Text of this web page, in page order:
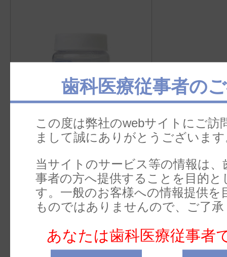
歯科医療従事者の
この度は弊社のwebサイトにご訪
まして誠にありがとうございま
当サイトのサービス等の情報は、
事者の方へ提供することを目的と
す。一般のお客様への情報提供を
ものではありませんので、ご了
あなたは歯科医療従事者
SWフラックス